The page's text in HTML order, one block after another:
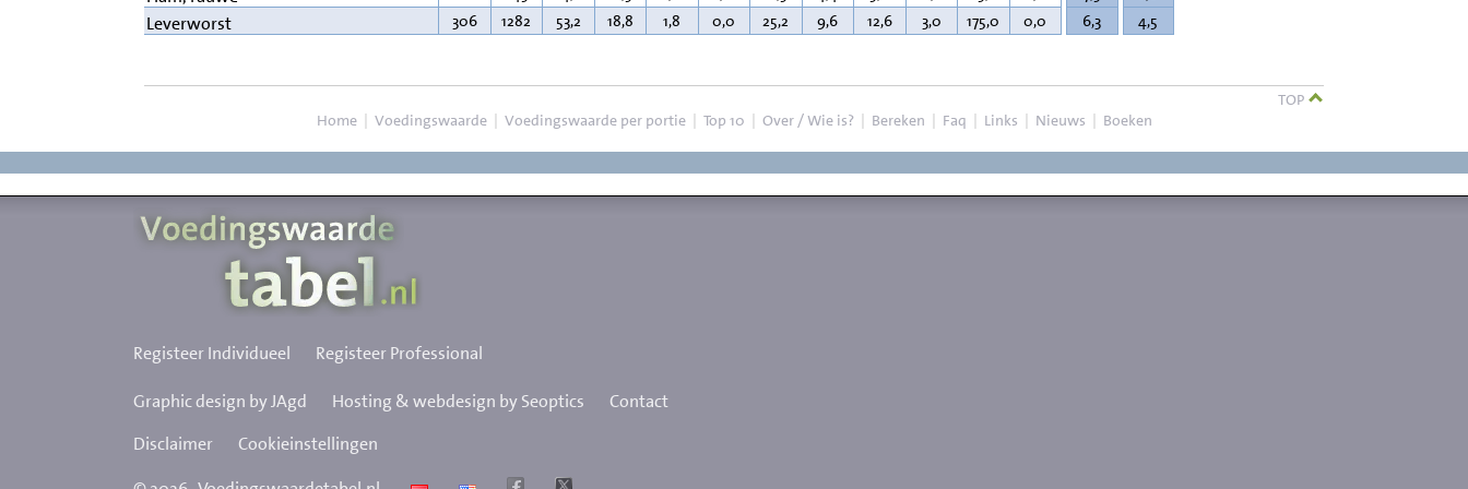
Leverworst 306 1282 53,2 18,8 1,8 0,0 25,2 9,6 12,6 3,0 175,0 0,0 6,3 4,5
TOP
Home | Voedingswaarde | Voedingswaarde per portie | Top 10 | Over / Wie is? | Bereken | Faq | Links | Nieuws | Boeken
Registeer Individueel Registeer Professional
Graphic design by JAgd Hosting & webdesign by Seoptics
Contact
Disclaimer
Cookieinstellingen